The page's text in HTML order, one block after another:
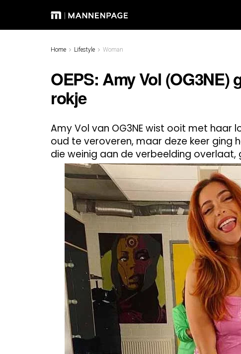
Home Lifestyle Woman
OEPS: Amy Vol
rokje
Amy Vol van OG3NE wist ooit met haar
oud te veroveren, maar deze keer ging
die weinig aan de verbeelding